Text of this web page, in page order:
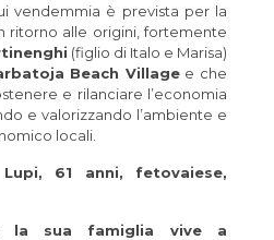
vendemmia è prevista per la
ritorno alle origini, fortemente
(figlio di Italo e Marisa)
Beach Villagee che
e rilanciare l’economia
e valorizzando l’ambiente e
locali.
61 anni, fetovaiese,
la sua famiglia vive a